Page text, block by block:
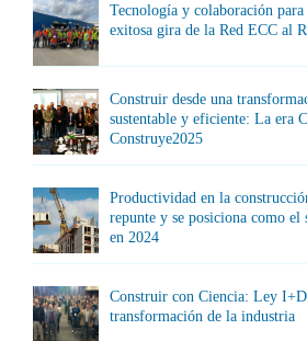
Tecnología y colaboración
exitosa gira de la Red ECC al
Construir desde una
sustentable y eficiente: La era
Construye2025
Productividad en la
repunte y se posiciona como el
en 2024
Construir con Ciencia: Ley
transformación de la industria